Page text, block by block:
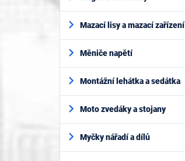
Mazací lisy a mazací zařízení
Měniče napětí
Montážní lehátka a sedátka
Moto zvedáky a stojany
Myčky nářadí a dílů